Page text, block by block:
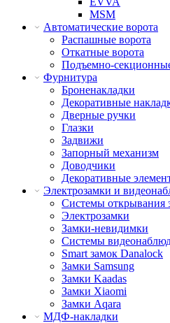
MSM
Автоматические ворота
Распашные ворота
Откатные ворота
Подъемно-
Фурнитура
Броненакладки
Декоративные
Дверные ручки
Глазки
Задвижи
Запорный механизм
Доводчики
Декоративные
Электрозамки и
Системы открывания
Электрозамки
Замки-невидимки
Системы
Smart замок Danalock
Замки Samsung
Замки Kaadas
Замки Xiaomi
Замки Aqara
МДФ-накладки